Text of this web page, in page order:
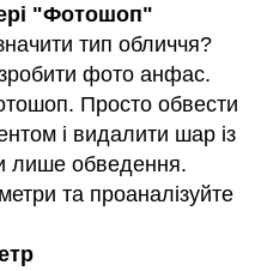
"Фотошоп"
тип обличчя?
фото анфас.
Просто обвести
і видалити шар із
лише обведення.
та проаналізуйте